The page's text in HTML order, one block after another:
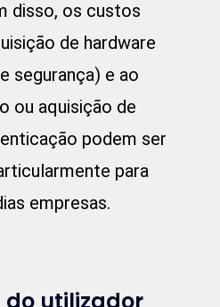
disso, os custos
de hardware
segurança) e ao
ou aquisição de
podem ser
para
empresas.
do utilizador